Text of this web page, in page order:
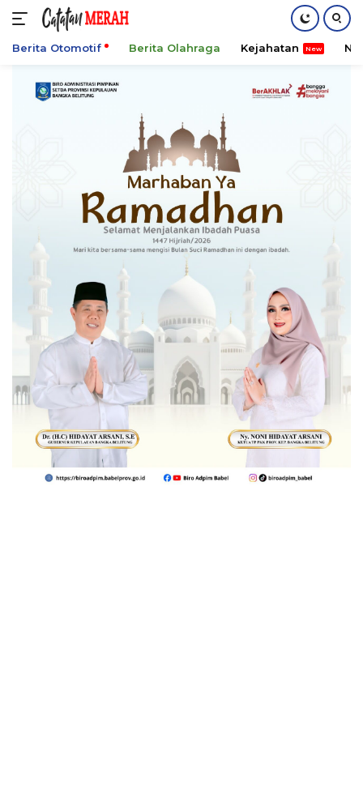
Berita Otomotif Berita Olahraga Kejahatan